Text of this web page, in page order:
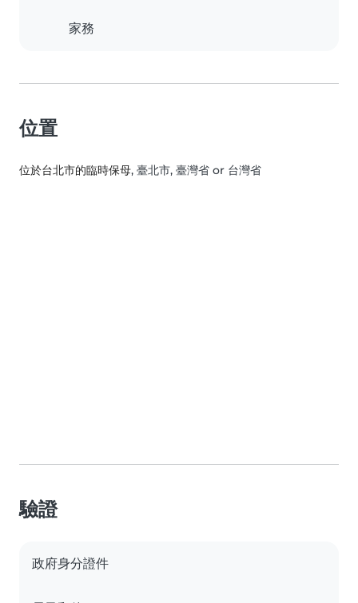
家務
位置
位於台北市的臨時保母, 臺北市, 臺灣省 or 台灣省
驗證
政府身分證件